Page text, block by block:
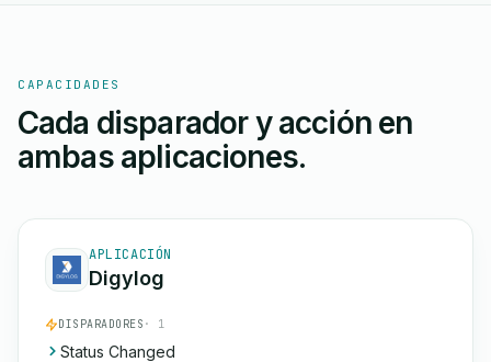
CAPACIDADES
Cada disparador y acción en
ambas aplicaciones.
APLICACIÓN
Digylog
DISPARADORES · 1
Status Changed